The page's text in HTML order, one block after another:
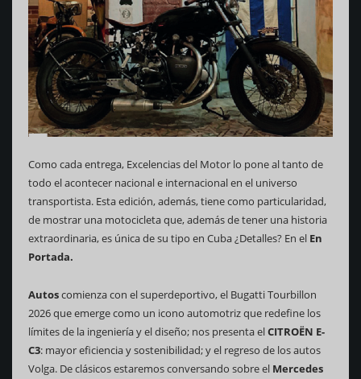
Como cada entrega, Excelencias del Motor lo pone al tanto de
todo el acontecer nacional e internacional en el universo
transportista. Esta edición, además, tiene como particularidad,
de mostrar una motocicleta que, además de tener una historia
extraordinaria, es única de su tipo en Cuba ¿Detalles? En el En
Portada.
Autoscomienza con el superdeportivo, el Bugatti Tourbillon
2026 que emerge como un icono automotriz que redefine los
límites de la ingeniería y el diseño; nos presenta elCITROËN E-
C3: mayor eficiencia y sostenibilidad; y el regreso de los autos
Volga. De clásicos estaremos conversando sobre el Mercedes